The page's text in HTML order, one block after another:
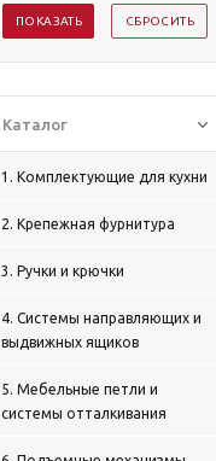
ПОКАЗАТЬ СБРОСИТЬ
Каталог
1. Комплектующие для кухни
2. Крепежная фурнитура
3. Ручки и крючки
4. Системы направляющих и
выдвижных ящиков
5. Мебельные петли и
системы отталкивания